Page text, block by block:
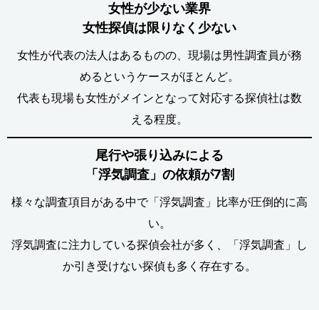
女性が少ない業界
女性探偵は限りなく少ない
女性が代表の法人はあるものの、現場は男性調査員が務
めるというケースがほとんど。
代表も現場も女性がメインとなって対応する探偵社は数
える程度。
尾行や張り込みによる
「浮気調査」の依頼が7割
様々な調査項目がある中で「浮気調査」比率が圧倒的に高
い。
浮気調査に注力している探偵会社が多く、「浮気調査」し
か引き受けない探偵も多く存在する。